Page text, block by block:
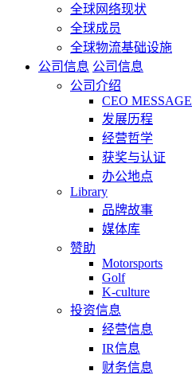
全球网络现状
全球成员
全球物流基础设施
公司信息 公司信息
公司介绍
CEO MESSAGE
发展历程
经营哲学
获奖与认证
办公地点
Library
品牌故事
媒体库
赞助
Motorsports
Golf
K-culture
投资信息
经营信息
IR信息
财务信息